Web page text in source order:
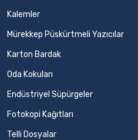
Kalemler
Mürekkep Püskürtmeli Yazıcılar
Karton Bardak
Oda Kokuları
Endüstriyel Süpürgeler
Fotokopi Kağıtları
Telli Dosyalar